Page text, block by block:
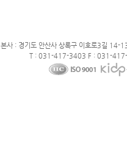
본사 : 경기도 안산사 상록구 이호로3길 14-
T : 031-417-3403 F : 031-